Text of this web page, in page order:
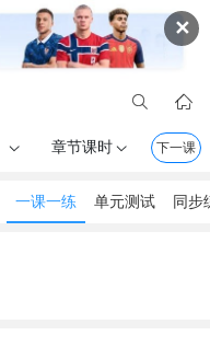
✕
 
 章节课时 下一课
一课一练 单元测试 同步